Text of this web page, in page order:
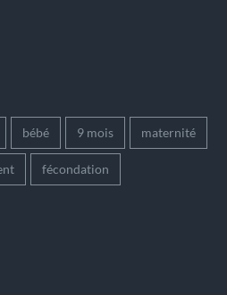
bébé 9 mois maternité
fécondation